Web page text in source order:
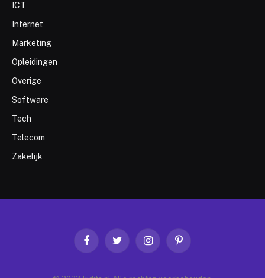
ICT
Internet
Marketing
Opleidingen
Overige
Software
Tech
Telecom
Zakelijk
FacebookTwitter InstagramPinterest